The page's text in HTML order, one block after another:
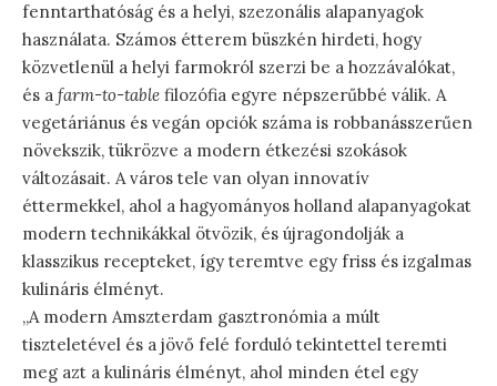
fenntarthatóság és a helyi, szezonális alapanyagok
használata. Számos étterem büszkén hirdeti, hogy
közvetlenül a helyi farmokról szerzi be a hozzávalókat,
és a farm-to-table filozófia egyre népszerűbbé válik. A
vegetáriánus és vegán opciók száma is robbanásszerűen
növekszik, tükrözve a modern étkezési szokások
változásait. A város tele van olyan innovatív
éttermekkel, ahol a hagyományos holland alapanyagokat
modern technikákkal ötvözik, és újragondolják a
klasszikus recepteket, így teremtve egy friss és izgalmas
kulináris élményt.
„A modern Amszterdam gasztronómia a múlt
tiszteletével és a jövő felé forduló tekintettel teremti
meg azt a kulináris élményt, ahol minden étel egy